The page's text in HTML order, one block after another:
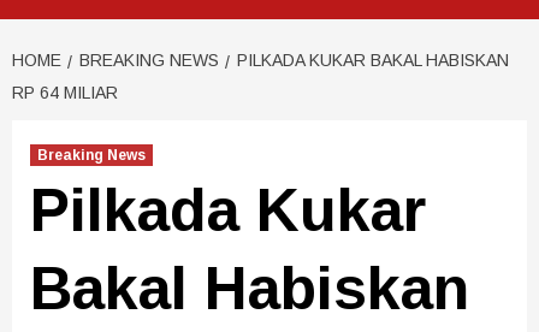
HOME BREAKING NEWS
PILKADA KUKAR BAKAL HABISKAN
RP 64 MILIAR
Breaking News
Pilkada Kukar
Bakal Habiskan